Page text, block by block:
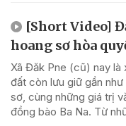
[Short Video]
hoang sơ hòa
Xã Đăk Pne (cũ) nay là
đất còn lưu giữ gần
sơ, cùng những giá trị
đồng bào Ba Na. Từ